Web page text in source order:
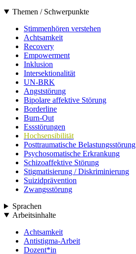
Themen / Schwerpunkte
Stimmenhören verstehen
Achtsamkeit
Recovery
Empowerment
Inklusion
Intersektionalität
UN-BRK
Angststörung
Bipolare affektive Störung
Borderline
Burn-Out
Essstörungen
Hochsensibilität
Posttraumatische Belastungsstörung
Psychosomatische Erkrankung
Schizoaffektive Störung
Stigmatisierung / Diskriminierung
Suizidprävention
Zwangsstörung
Sprachen
Arbeitsinhalte
Achtsamkeit
Antistigma-Arbeit
Dozent*in